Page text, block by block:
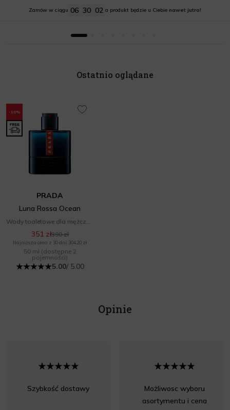
Zamów w ciągu 06 30 01 a produkt będzie u Ciebie nawet jutro!
26 zł 20 zł
Ostatnio oglądane
-10%
PRADA
Luna Rossa Ocean
351 zł390 zł
Najniższa cena z 30 dni: 304,20 zł
50 ml (dostępne 2
pojemności)
5.00/ 5.00
Opinie
Szybkość dostawy
Możliwosc wyboru
asortymentu i cena